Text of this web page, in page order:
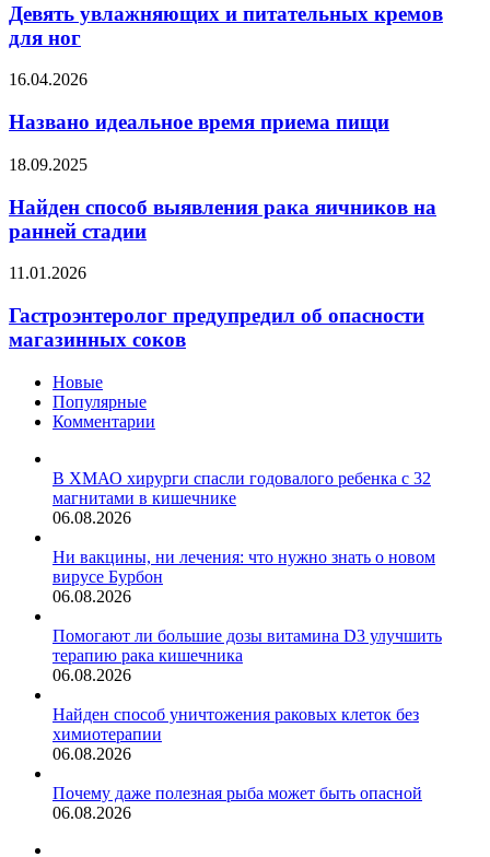
и
питательных
кремов
ног
Девять увлажняющих и питательных кремов
для ног
Названо
время
приема
пищи
16.04.2026
Названо идеальное время приема пищи
Найден
выявления
рака
яичников
ранней
18.09.2025
Найден способ выявления рака яичников на
ранней стадии
Гастроэнтеролог
об
опасности
магазинных
11.01.2026
Гастроэнтеролог предупредил об опасности
магазинных соков
Новые
Популярные
Комментарии
В ХМАО хирурги спасли годовалого ребенка с 32
магнитами в кишечнике
06.08.2026
Ни вакцины, ни лечения: что нужно знать о новом
вирусе Бурбон
06.08.2026
Помогают ли большие дозы витамина D3 улучшить
терапию рака кишечника
06.08.2026
Найден способ уничтожения раковых клеток без
химиотерапии
06.08.2026
Почему даже полезная рыба может быть опасной
06.08.2026